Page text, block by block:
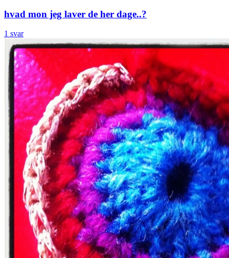
hvad mon jeg laver de her dage..?
1 svar